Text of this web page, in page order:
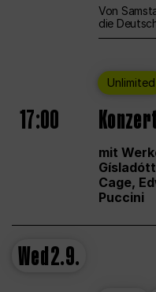
Von
die
Unlimited
17:00
mit
Cage,
Puccini
Wed2.9.